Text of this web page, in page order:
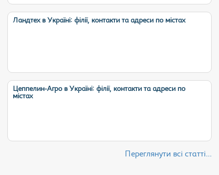
Ландтех в Україні: філії, контакти та адреси по містах
Цеппелин-Агро в Україні: філії, контакти та адреси по
містах
Переглянути всі статті...